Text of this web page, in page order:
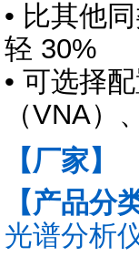
• 比其他
轻 30%
• 可选择
（VNA
【厂家】
【产品分
光谱分析